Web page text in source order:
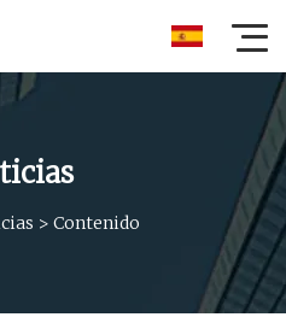
> Contenido